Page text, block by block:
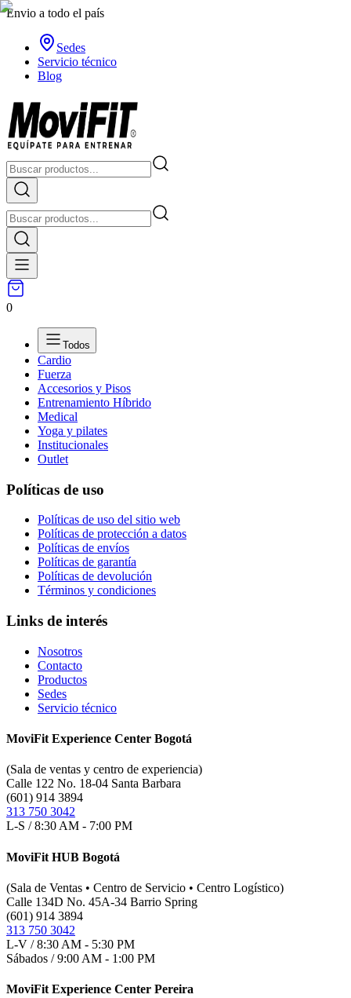
Envio a todo el país
Sedes
Servicio técnico
Blog
0
Todos
Cardio
Fuerza
Accesorios y Pisos
Entrenamiento Híbrido
Medical
Yoga y pilates
Institucionales
Outlet
Políticas de uso
Políticas de uso del sitio web
Políticas de protección a datos
Políticas de envíos
Políticas de garantía
Políticas de devolución
Términos y condiciones
Links de interés
Nosotros
Contacto
Productos
Sedes
Servicio técnico
MoviFit Experience Center Bogotá
(Sala de ventas y centro de experiencia)
Calle 122 No. 18-04 Santa Barbara
(601) 914 3894
313 750 3042
L-S / 8:30 AM - 7:00 PM
MoviFit HUB Bogotá
(Sala de Ventas • Centro de Servicio • Centro Logístico)
Calle 134D No. 45A-34 Barrio Spring
(601) 914 3894
313 750 3042
L-V / 8:30 AM - 5:30 PM
Sábados / 9:00 AM - 1:00 PM
MoviFit Experience Center Pereira